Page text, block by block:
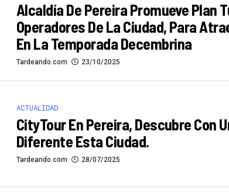
Alcaldía De Pereira Promueve Plan
Operadores De La Ciudad, Para
En La Temporada Decembrina
Tardeando.com 23/10/2025
ACTUALIDAD
CityTour En Pereira, Descubre Con
Diferente Esta Ciudad.
Tardeando.com 28/07/2025